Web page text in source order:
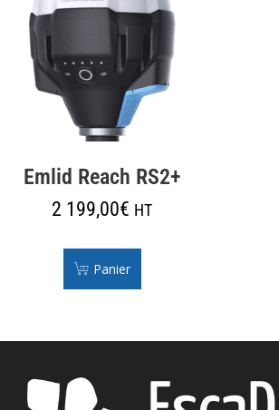
Emlid Reach RS2+
2 199,00€ HT
Panier